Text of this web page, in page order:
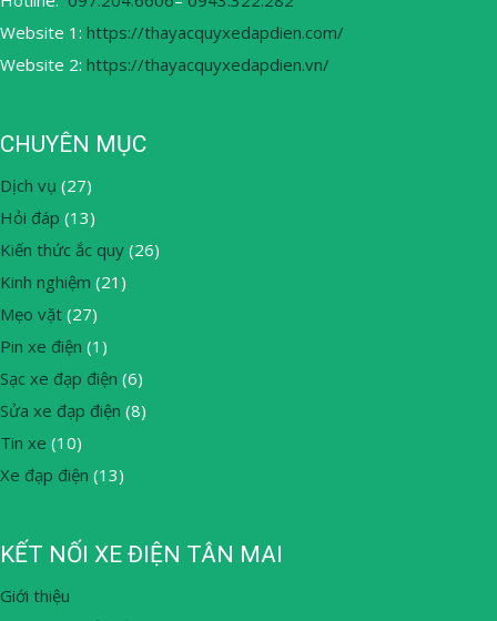
Website 1: https://thayacquyxedapdien.com/
Website 2: https://thayacquyxedapdien.vn/
CHUYÊN MỤC
Dịch vụ (27)
Hỏi đáp (13)
Kiến thức ắc quy (26)
Kinh nghiệm (21)
Mẹo vặt (27)
Pin xe điện (1)
Sạc xe đạp điện (6)
Sửa xe đạp điện (8)
Tin xe (10)
Xe đạp điện (13)
KẾT NỐI XE ĐIỆN TÂN MAI
Giới thiệu